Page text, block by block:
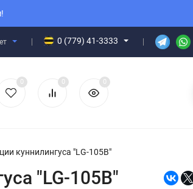
0 (779) 41-3333
0 0 0
куннилингуса "LG-105B"
"LG-105B"